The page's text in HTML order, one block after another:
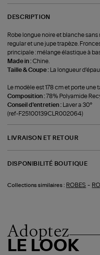
DESCRIPTION
Robe longue noire et blanche
regular et une jupe trapèze.
principale : mélange élastique à
Made in :Chine.
Taille & Coupe :
La longueur
Le modèle est 178 cm et porte une
Composition :78% Polyamide
Conseil d'entretien :
Laver a 30°
(ref-F25100139CLR002064)
LIVRAISON ET RETOUR
DISPONIBILITÉ BOUTIQUE
Collections similaires : ROBES -
Adoptez
LE LOOK